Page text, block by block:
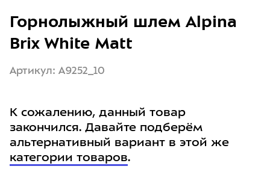
Горнолыжный шлем Alpina
Brix White Matt
Артикул: A9252_10
К сожалению, данный товар
закончился. Давайте подберём
альтернативный вариант в этой же
категории товаров.